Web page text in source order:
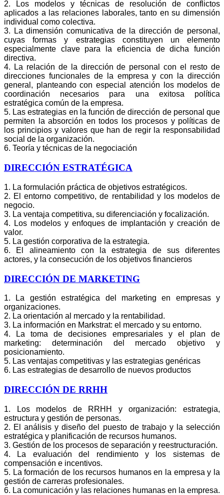
2. Los modelos y técnicas de resolución de conflictos
aplicados a las relaciones laborales, tanto en su dimensión
individual como colectiva.
3. La dimensión comunicativa de la dirección de personal,
cuyas formas y estrategias constituyen un elemento
especialmente clave para la eficiencia de dicha función
directiva.
4. La relación de la dirección de personal con el resto de
direcciones funcionales de la empresa y con la dirección
general, planteando con especial atención los modelos de
coordinación necesarios para una exitosa política
estratégica común de la empresa.
5. Las estrategias en la función de dirección de personal que
permiten la absorción en todos los procesos y políticas de
los principios y valores que han de regir la responsabilidad
social de la organización.
6. Teoría y técnicas de la negociación
DIRECCIÓN ESTRATÉGICA
1. La formulación práctica de objetivos estratégicos.
2. El entorno competitivo, de rentabilidad y los modelos de
negocio.
3. La ventaja competitiva, su diferenciación y focalización.
4. Los modelos y enfoques de implantación y creación de
valor.
5. La gestión corporativa de la estrategia.
6. El alineamiento con la estrategia de sus diferentes
actores, y la consecución de los objetivos financieros
DIRECCIÓN DE MARKETING
1. La gestión estratégica del marketing en empresas y
organizaciones.
2. La orientación al mercado y la rentabilidad.
3. La información en Markstrat: el mercado y su entorno.
4. La toma de decisiones empresariales y el plan de
marketing: determinación del mercado objetivo y
posicionamiento.
5. Las ventajas competitivas y las estrategias genéricas
6. Las estrategias de desarrollo de nuevos productos
DIRECCIÓN DE RRHH
1. Los modelos de RRHH y organización: estrategia,
estructura y gestión de personas.
2. El análisis y diseño del puesto de trabajo y la selección
estratégica y planificación de recursos humanos.
3. Gestión de los procesos de separación y reestructuración.
4. La evaluación del rendimiento y los sistemas de
compensación e incentivos.
5. La formación de los recursos humanos en la empresa y la
gestión de carreras profesionales.
6. La comunicación y las relaciones humanas en la empresa.